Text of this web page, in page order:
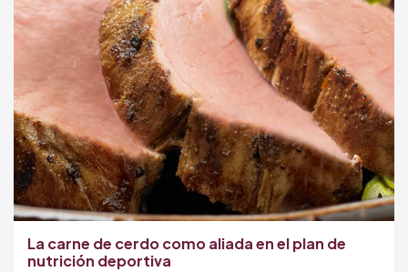
La carne de cerdo como aliada en el plan de
nutrición deportiva